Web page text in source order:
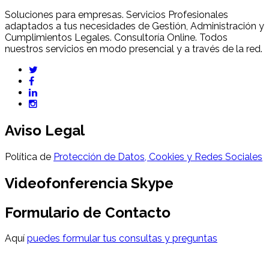
Soluciones para empresas. Servicios Profesionales
adaptados a tus necesidades de Gestión, Administración y
Cumplimientos Legales. Consultoría Online. Todos
nuestros servicios en modo presencial y a través de la red.
Aviso Legal
Política de Protección de Datos, Cookies y Redes Sociales
Videofonferencia Skype
Formulario de Contacto
Aquí puedes formular tus consultas y preguntas